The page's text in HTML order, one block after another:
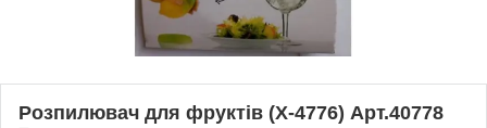
Розпилювач для фруктів (X-4776) Арт.40778